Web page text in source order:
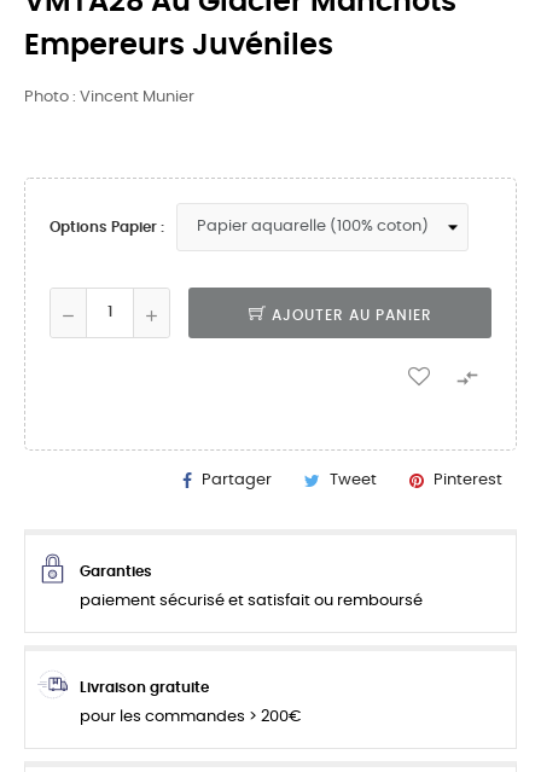
Empereurs Juvéniles
Photo : Vincent Munier
Options Papier :
AJOUTER AU PANIER

Partager Tweet Pinterest
Garanties
paiement sécurisé et satisfait ou remboursé
Livraison gratuite
pour les commandes > 200€